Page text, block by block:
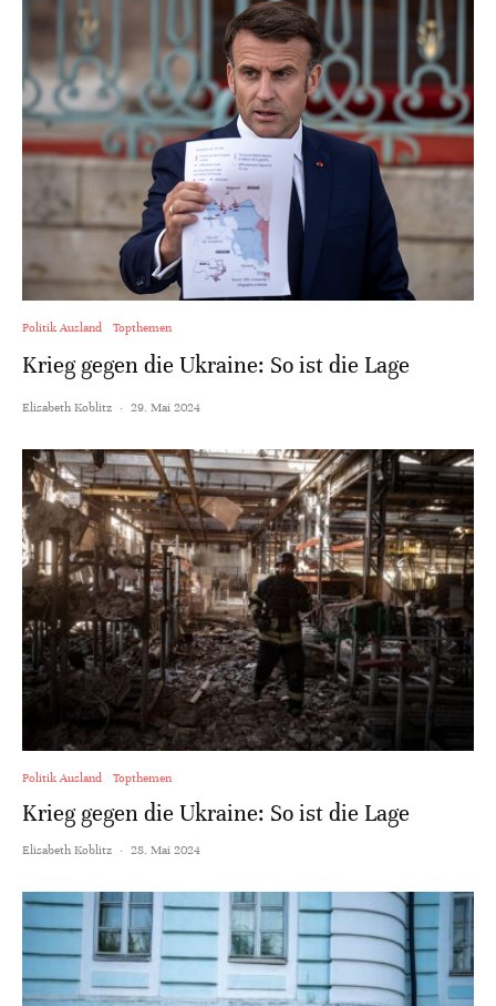
Politik Ausland Topthemen
Krieg gegen die Ukraine: So ist die Lage
Elisabeth Koblitz · 29. Mai 2024
Politik Ausland Topthemen
Krieg gegen die Ukraine: So ist die Lage
Elisabeth Koblitz · 28. Mai 2024